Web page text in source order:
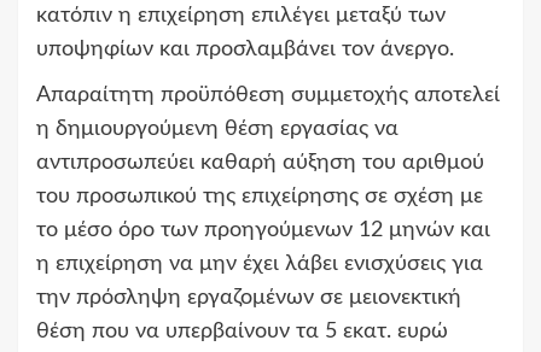
κατόπιν η επιχείρηση επιλέγει μεταξύ των
υποψηφίων και προσλαμβάνει τον άνεργο.
Απαραίτητη προϋπόθεση συμμετοχής αποτελεί
η δημιουργούμενη θέση εργασίας να
αντιπροσωπεύει καθαρή αύξηση του αριθμού
του προσωπικού της επιχείρησης σε σχέση με
το μέσο όρο των προηγούμενων 12 μηνών και
η επιχείρηση να μην έχει λάβει ενισχύσεις για
την πρόσληψη εργαζομένων σε μειονεκτική
θέση που να υπερβαίνουν τα 5 εκατ. ευρώ